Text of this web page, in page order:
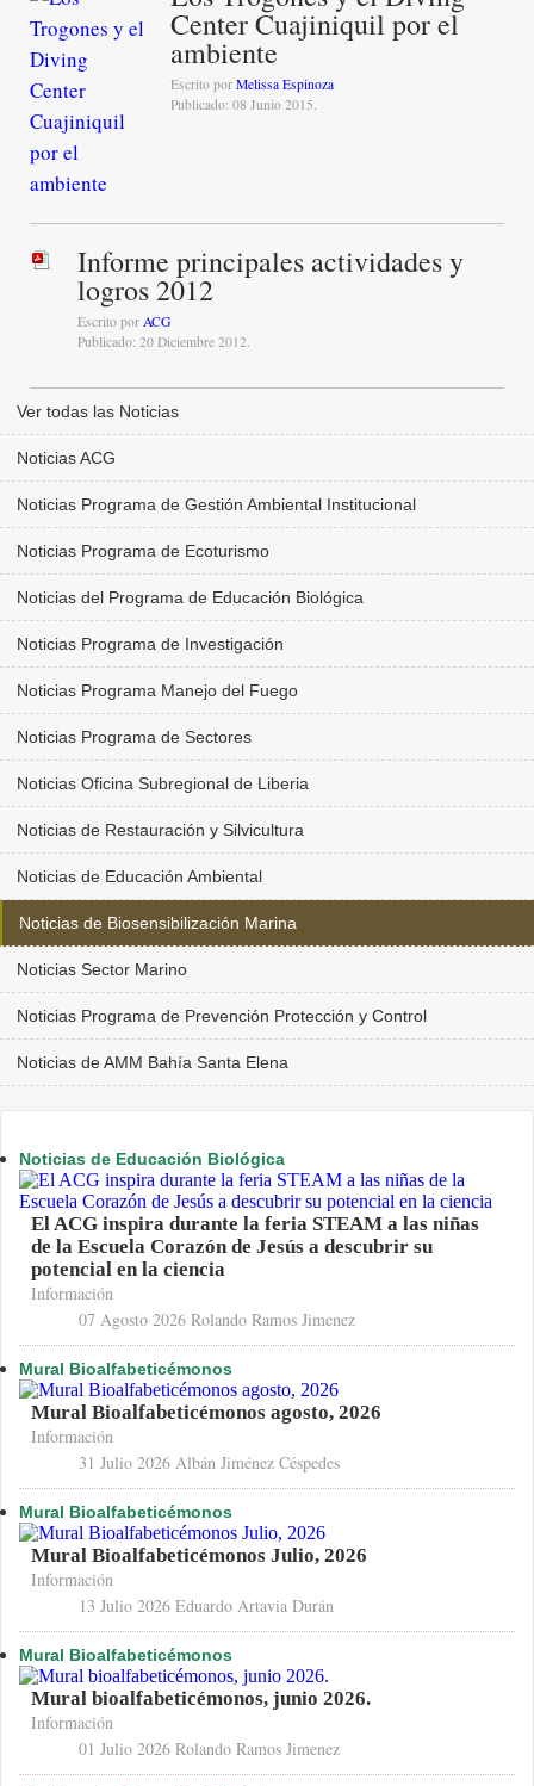
Center Cuajiniquil por el
ambiente
Escrito por Melissa Espinoza
Publicado: 08 Junio 2015.
Informe principales actividades y
logros 2012
Escrito por ACG
Publicado: 20 Diciembre 2012.
Ver todas las Noticias
Noticias ACG
Noticias Programa de Gestión Ambiental Institucional
Noticias Programa de Ecoturismo
Noticias del Programa de Educación Biológica
Noticias Programa de Investigación
Noticias Programa Manejo del Fuego
Noticias Programa de Sectores
Noticias Oficina Subregional de Liberia
Noticias de Restauración y Silvicultura
Noticias de Educación Ambiental
Noticias de Biosensibilización Marina
Noticias Sector Marino
Noticias Programa de Prevención Protección y Control
Noticias de AMM Bahía Santa Elena
Noticias de Educación Biológica
El ACG inspira durante la feria STEAM a las niñas
de la Escuela Corazón de Jesús a descubrir su
potencial en la ciencia
Información
07 Agosto 2026 Rolando Ramos Jimenez
Mural Bioalfabeticémonos
Mural Bioalfabeticémonos agosto, 2026
Información
31 Julio 2026 Albán Jiménez Céspedes
Mural Bioalfabeticémonos
Mural Bioalfabeticémonos Julio, 2026
Información
13 Julio 2026 Eduardo Artavia Durán
Mural Bioalfabeticémonos
Mural bioalfabeticémonos, junio 2026.
Información
01 Julio 2026 Rolando Ramos Jimenez